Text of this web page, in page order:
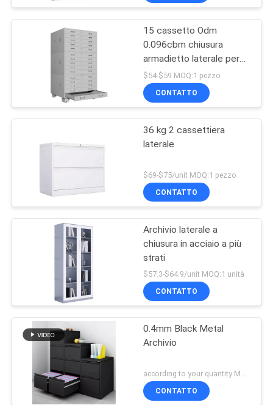
GIRO
FABBRICA
CONTROLLO
DI
QUALITÀ
NOTIZIE
RICHIEDA
CITAZIONE
MAPPA
SITO
15 cassetto Odm
0.096cbm chiusura
armadietto laterale per
ufficio scuola casa
$54-$59 MOQ:1 pezzo
CONTATTO
36 kg 2 cassettiera
laterale
$69-$75/unit MOQ:1 pezzo
CONTATTO
Archivio laterale a
chiusura in acciaio a più
strati
$57.3-$64.9/unit MOQ:1 unità
CONTATTO
0.4mm Black Metal
Archivio
according to your quantity MOQ:50 PCS
CONTATTO